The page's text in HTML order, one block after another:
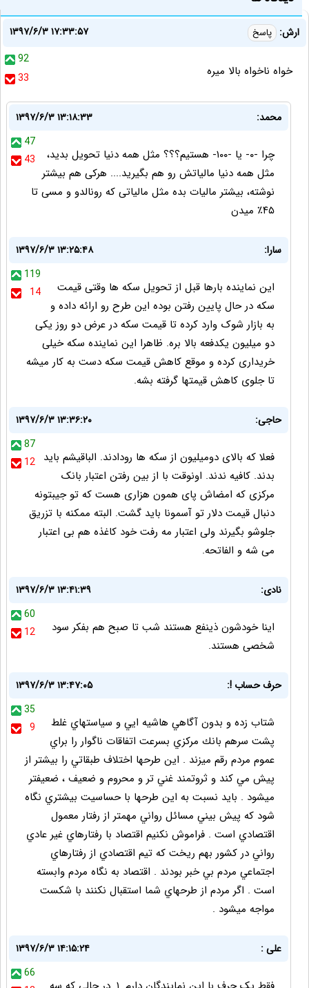
ارش: پاسخ
۱۳۹۷/۶/۳ ۱۷:۳۳:۵۷
92
33
خواه ناخواه بالا میره
محمد:
۱۳۹۷/۶/۳ ۱۳:۱۸:۳۳
47
43
چرا -۰- یا -۱۰۰- هستیم؟؟؟ مثل همه دنیا تحویل بدید،
مثل همه دنیا مالیاتش رو هم بگیرید.... هرکی هم بیشتر
نوشته، بیشتر مالیات بده مثل مالیاتی که رونالدو و مسی تا
۴۵‎٪ میدن
سارا:
۱۳۹۷/۶/۳ ۱۳:۲۵:۴۸
119
14
این نماینده بارها قبل از تحویل سکه ها وقتی قیمت
سکه در حال پایین رفتن بوده این طرح رو ارائه داده و
به بازار شوک وارد کرده تا قیمت سکه در عرض دو روز یکی
دو میلیون یکدفعه بالا بره. ظاهرا این نماینده سکه خیلی
خریداری کرده و موقع کاهش قیمت سکه دست به کار میشه
تا جلوی کاهش قیمتها گرفته بشه.
حاجی:
۱۳۹۷/۶/۳ ۱۳:۳۶:۲۰
87
12 فعلا که بالای دومیلیون از سکه ها رودادند. الباقیشم باید
بدند. کافیه ندند. اونوقت با از بین رفتن اعتبار بانک
مرکزی که امضاش پای همون هزاری هست که تو جیبتونه
دنبال قیمت دلار تو آسمونا باید گشت. البته ممکنه با تزریق
جلوشو بگیرند ولی اعتبار مه رفت خود کاغذه هم بی اعتبار
می شه و الفاتحه.
نادی:
۱۳۹۷/۶/۳ ۱۳:۴۱:۳۹
60
12
اینا خودشون ذینفع هستند شب تا صبح هم بفکر سود
شخصی هستند.
حرف حساب !:
۱۳۹۷/۶/۳ ۱۳:۴۷:۰۵
35
9
شتاب زده و بدون آگاهي هاشيه ايي و سياستهاي غلط
پشت سرهم بانك مركزي بسرعت اتفاقات ناگوار را براي
عموم مردم رقم ميزند . اين طرحها اختلاف طبقاتي را بيشتر از
پيش مي كند و ثروتمند غني تر و محروم و ضعيف ، ضعيفتر
ميشود . بايد نسبت به اين طرحها با حساسيت بيشتري نگاه
شود كه پيش بيني مسائل رواني مهمتر از رفتار معمول
اقتصادي است . فراموش نكنيم اقتصاد با رفتارهاي غير عادي
رواني در كشور بهم ريخت كه تيم اقتصادي از رفتارهاي
اجتماعي مردم بي خبر بودند . اقتصاد به نگاه مردم وابسته
است . اگر مردم از طرحهاي شما استقبال نكنند با شكست
مواجه ميشود .
علی :
۱۳۹۷/۶/۳ ۱۴:۱۵:۲۴
66